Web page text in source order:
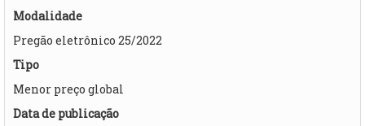
Modalidade
Pregão eletrônico 25/2022
Tipo
Menor preço global
Data de publicação